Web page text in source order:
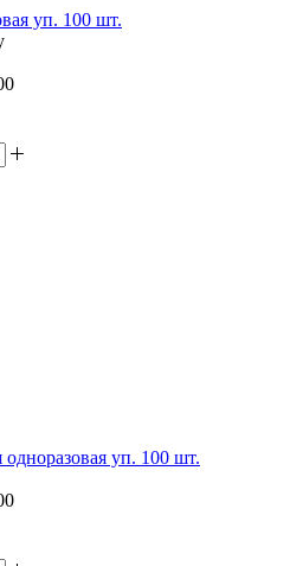
уп. 100 шт.
уп. 100 шт.